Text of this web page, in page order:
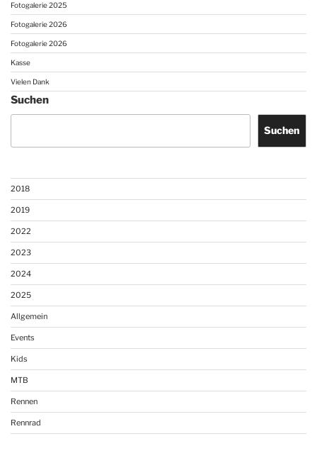
Fotogalerie 2025
Fotogalerie 2026
Fotogalerie 2026
Kasse
Vielen Dank
Suchen
Suchen
2018
2019
2022
2023
2024
2025
Allgemein
Events
Kids
MTB
Rennen
Rennrad